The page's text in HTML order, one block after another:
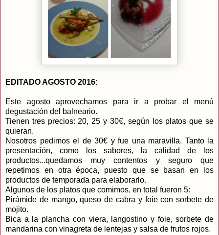
EDITADO AGOSTO 2016:
Este agosto aprovechamos para ir a probar el menú
degustación del balneario.
Tienen tres precios: 20, 25 y 30€, según los platos que se
quieran.
Nosotros pedimos el de 30€ y fue una maravilla. Tanto la
presentación, como los sabores, la calidad de los
productos...quedamos muy contentos y seguro que
repetimos en otra época, puesto que se basan en los
productos de temporada para elaborarlo.
Algunos de los platos que comimos, en total fueron 5:
Pirámide de mango, queso de cabra y foie con sorbete de
mojito.
Bica a la plancha con viera, langostino y foie, sorbete de
mandarina con vinagreta de lentejas y salsa de frutos rojos.